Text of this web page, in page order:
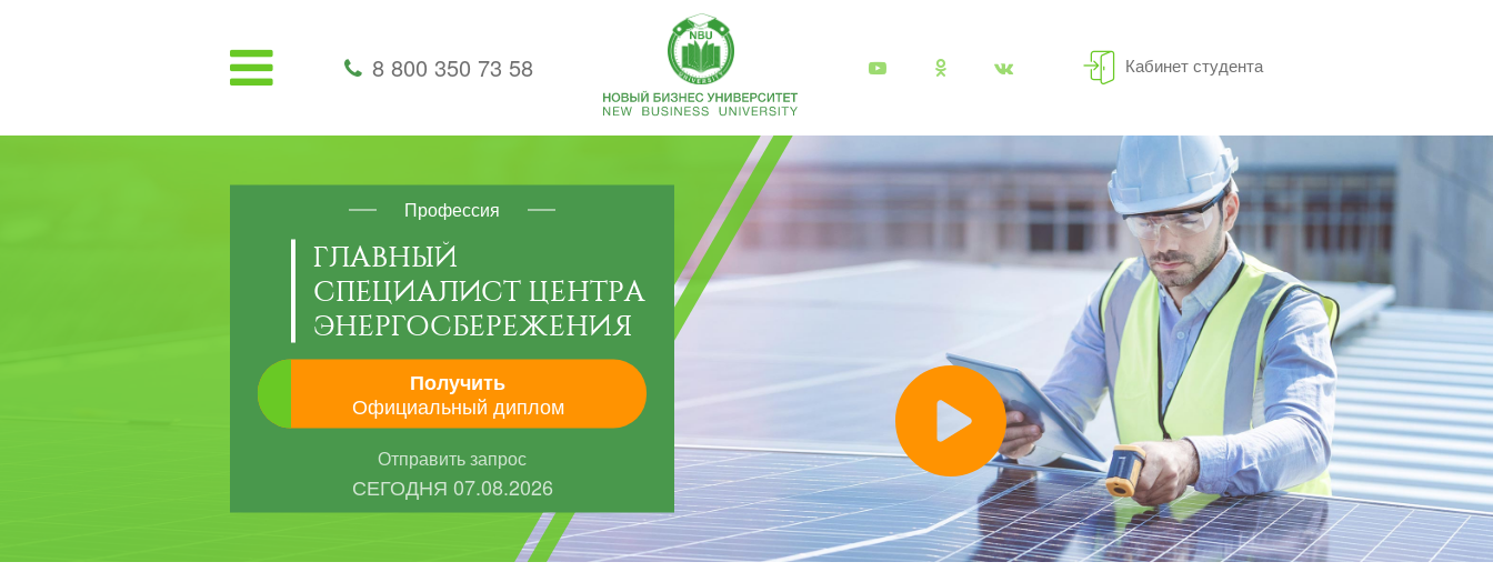
8 800 350 73 58 Кабинет студента
Профессия
ГЛАВНЫЙ
СПЕЦИАЛИСТ ЦЕНТРА
ЭНЕРГОСБЕРЕЖЕНИЯ
Получить
Официальный диплом
Отправить запрос
СЕГОДНЯ 07.08.2026